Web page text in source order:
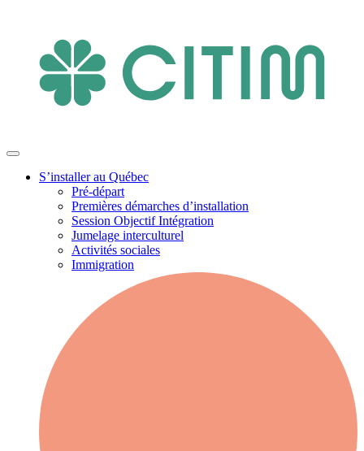
S’installer au Québec
Pré-départ
Premières démarches d’installation
Session Objectif Intégration
Jumelage interculturel
Activités sociales
Immigration